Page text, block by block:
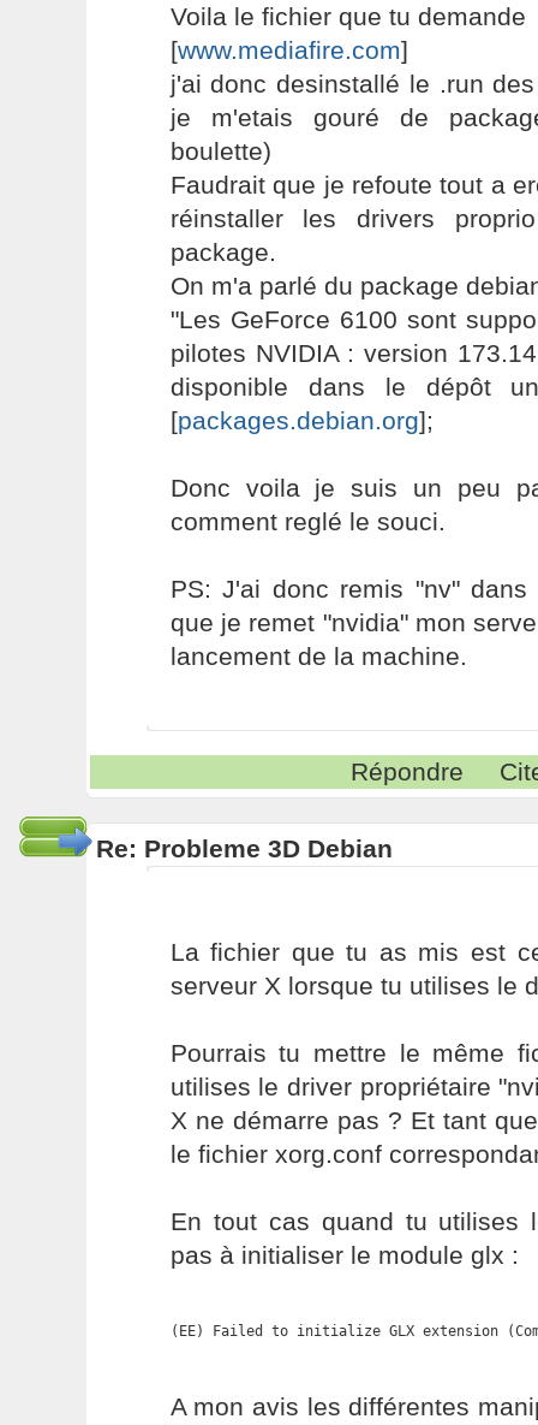
Voila le fichier que tu demande
[www.mediafire.com]
j'ai donc desinstallé le .run
je m'etais gouré de
boulette)
Faudrait que je refoute tout a
réinstaller les drivers
package.
On m'a parlé du package
"Les GeForce 6100 sont
pilotes NVIDIA : version
disponible dans le dépôt
[packages.debian.org];
Donc voila je suis un peu
comment reglé le souci.
PS: J'ai donc remis "nv"
que je remet "nvidia" mon
lancement de la machine.
Répondre
Re: Probleme 3D Debian
La fichier que tu as mis est
serveur X lorsque tu utilises le
Pourrais tu mettre le même
utilises le driver propriétaire
X ne démarre pas ? Et tant
le fichier xorg.conf
En tout cas quand tu utilises
pas à initialiser le module glx :
(EE) Failed to initialize GLX extension
A mon avis les différentes